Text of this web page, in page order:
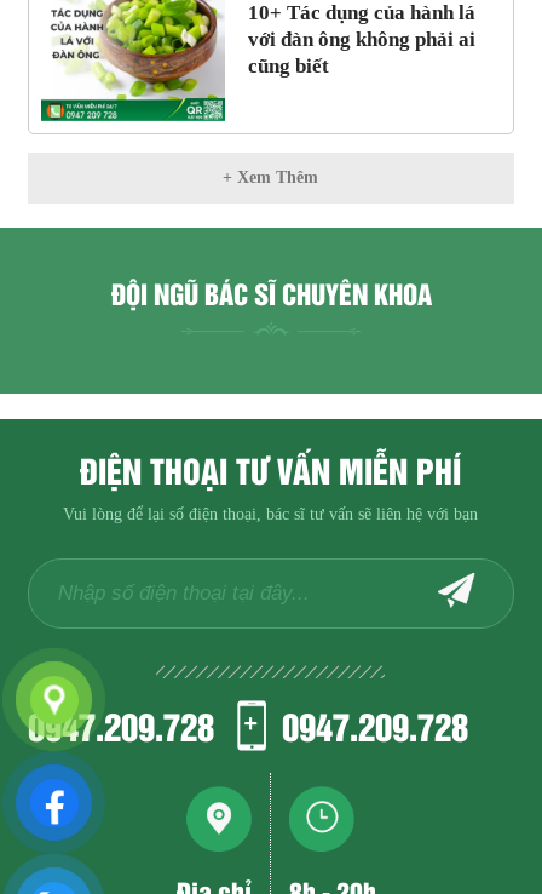
10+ Tác dụng của hành lá
với đàn ông không phải ai
cũng biết
+ Xem Thêm
ĐỘI NGŨ BÁC SĨ CHUYÊN KHOA
ĐIỆN THOẠI TƯ VẤN MIỄN PHÍ
Vui lòng để lại số điện thoại, bác sĩ tư vấn sẽ liên hệ với bạn
0947.209.728 0947.209.728